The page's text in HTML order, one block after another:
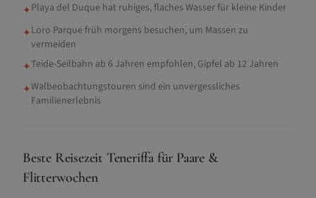
✦Playa del Duque hat ruhiges, flaches Wasser für kleine Kinder
✦Loro Parque früh morgens besuchen, um Massen zu
vermeiden
✦Teide-Seilbahn ab 6 Jahren empfohlen, Gipfel ab 12 Jahren
✦Walbeobachtungstouren sind ein unvergessliches
Familienerlebnis
Beste Reisezeit Teneriffa für Paare &
Flitterwochen